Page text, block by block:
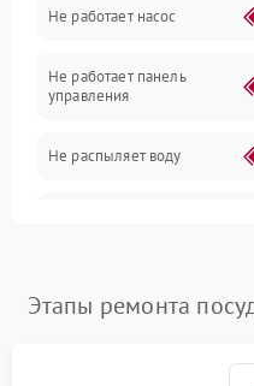
Вода
Гигиена
Программное
Не работает насос
Не работает панель
управления
Не распыляет воду
воды
Этапы ремонта